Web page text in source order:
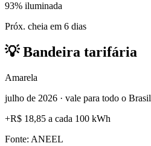
93% iluminada
Próx. cheia em 6 dias
💡Bandeira tarifária
Amarela
julho de 2026 · vale para todo o Brasil
+R$ 18,85 a cada 100 kWh
Fonte: ANEEL